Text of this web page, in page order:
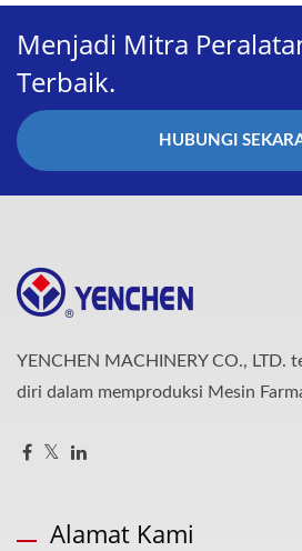
Menjadi Mitra
Terbaik.
HUBUNGI
YENCHEN MACHINERY CO., LTD.
diri dalam memproduksi Mesin
Alamat Kami